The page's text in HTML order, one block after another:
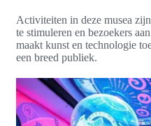
Activiteiten in deze musea
te stimuleren en bezoekers
maakt kunst en technologie
een breed publiek.